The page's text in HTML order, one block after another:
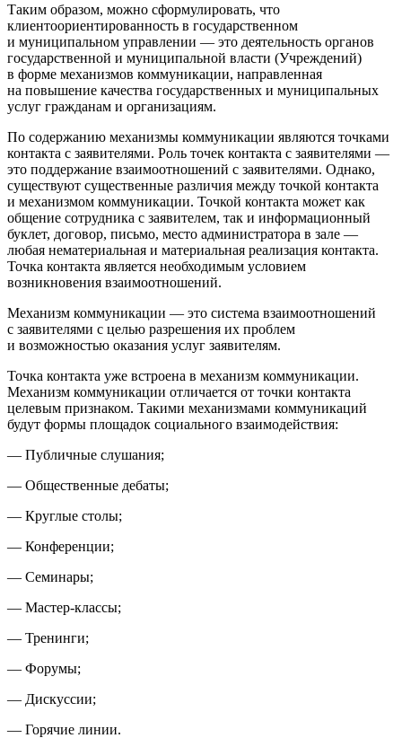
Таким образом, можно сформулировать, что
клиентоориентированность в государственном
и муниципальном управлении — это деятельность органов
государственной и муниципальной власти (Учреждений)
в форме механизмов коммуникации, направленная
на повышение качества государственных и муниципальных
услуг гражданам и организациям.
По содержанию механизмы коммуникации являются точками
контакта с заявителями. Роль точек контакта с заявителями —
это поддержание взаимоотношений с заявителями. Однако,
существуют существенные различия между точкой контакта
и механизмом коммуникации. Точкой контакта может как
общение сотрудника с заявителем, так и информационный
буклет, договор, письмо, место администратора в зале —
любая нематериальная и материальная реализация контакта.
Точка контакта является необходимым условием
возникновения взаимоотношений.
Механизм коммуникации — это система взаимоотношений
с заявителями с целью разрешения их проблем
и возможностью оказания услуг заявителям.
Точка контакта уже встроена в механизм коммуникации.
Механизм коммуникации отличается от точки контакта
целевым признаком. Такими механизмами коммуникаций
будут формы площадок социального взаимодействия:
— Публичные слушания;
— Общественные дебаты;
— Круглые столы;
— Конференции;
— Семинары;
— Мастер-классы;
— Тренинги;
— Форумы;
— Дискуссии;
— Горячие линии.